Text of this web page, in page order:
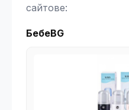
сайтове:
БебеBG